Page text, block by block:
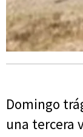
Domingo
una tercera